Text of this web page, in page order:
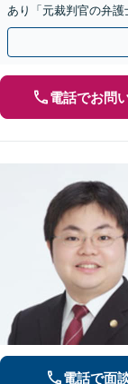
あり「元裁判官の弁
裁判官経験を活かし
電話でお問
電話で面